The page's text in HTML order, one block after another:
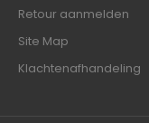
Retour aanmelden
Site Map
Klachtenafhandeling